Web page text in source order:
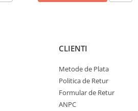
CLIENTI
Metode de Plata
Politica de Retur
Formular de Retur
ANPC